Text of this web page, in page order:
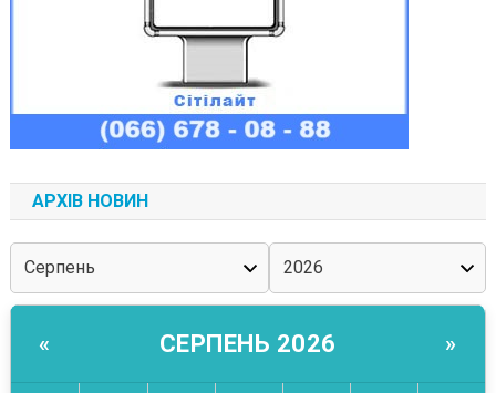
АРХІВ НОВИН
« СЕРПЕНЬ 2026 »